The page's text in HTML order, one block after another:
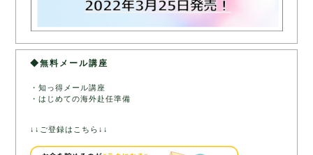
◆無料メール講座
・知っ得メール講座
・はじめての海外赴任準備
↓↓ご登録はこちら↓↓